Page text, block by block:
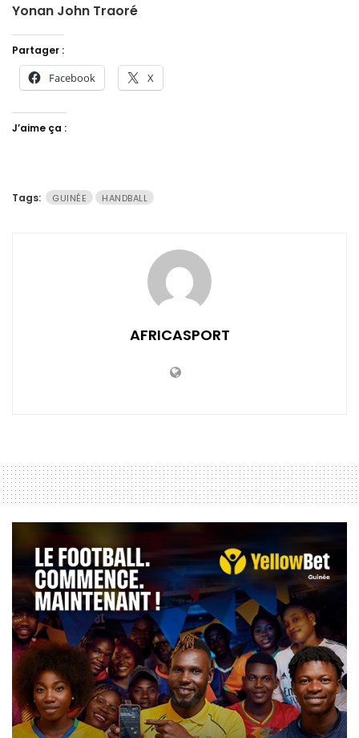
Yonan John Traoré
Partager :
Facebook X
J’aime ça :
Tags: GUINÉE HANDBALL
AFRICASPORT